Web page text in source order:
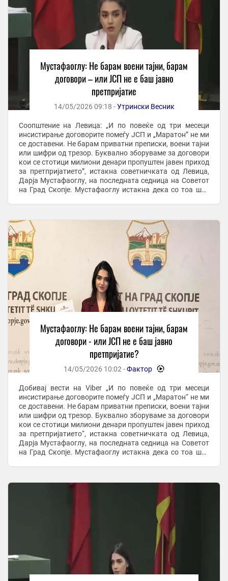
Мустафаоглу: Не барам воени тајни, барам
договори – или ЈСП не е баш јавно
претпријатие
14/05/2026 09:18 -Утрински Весник
Соопштение на Левица: „И по повеќе од три месеци
инсистирање договорите помеѓу ЈСП и „Маратон” не ми
се доставени. Не барам приватни преписки, воени тајни
или шифри од трезор. Буквално зборуваме за договори
кои се стотици милиони денари пропуштен јавен приход
за претпријатието”, истакна советничката од Левица,
Дарја Мустафаоглу, на последната седница на Советот
на Град Скопје. Мустафаоглу истакна дека со тоа што
Мустафаоглу: Не барам воени тајни, барам
договори - или ЈСП не е баш јавно
претпријатие?
14/05/2026 10:02 -Фактор -
Добивај вести на Viber „И по повеќе од три месеци
инсистирање договорите помеѓу ЈСП и „Маратон“ не ми
се доставени. Не барам приватни преписки, воени тајни
или шифри од трезор. Буквално зборуваме за договори
кои се стотици милиони денари пропуштен јавен приход
за претпријатието“, истакна советничката од Левица,
Дарја Мустафаоглу, на последната седница на Советот
на Град Скопје. Мустафаоглу истакна дека со тоа што